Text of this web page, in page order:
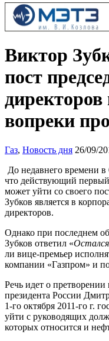
Виктор
пост
вопреки
Газ, Новость дня 26/09/
До недавнего времени
что действующий
может уйти со своего
Зубков является в
директоров.
Однако при последнем
Зубков ответил «
ли вице-премьер
компании «Газпром» и
Речь идет о
президента России
1-го октября 2011-го г.
уйти с руководящих
которых относится и